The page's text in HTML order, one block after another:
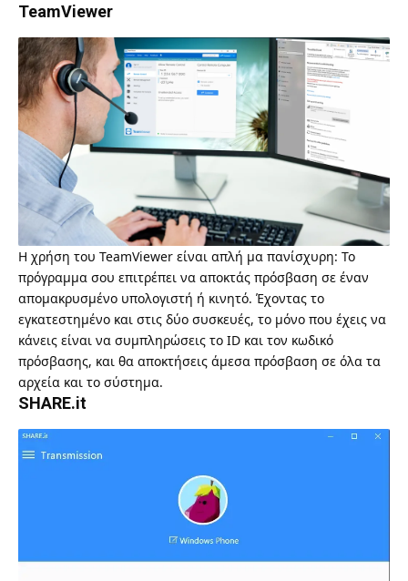
TeamViewer
Η χρήση του TeamViewer είναι απλή μα πανίσχυρη: Το
πρόγραμμα σου επιτρέπει να αποκτάς πρόσβαση σε έναν
απομακρυσμένο υπολογιστή ή κινητό. Έχοντας το
εγκατεστημένο και στις δύο συσκευές, το μόνο που έχεις να
κάνεις είναι να συμπληρώσεις το ID και τον κωδικό
πρόσβασης, και θα αποκτήσεις άμεσα πρόσβαση σε όλα τα
αρχεία και το σύστημα.
SHARE.it